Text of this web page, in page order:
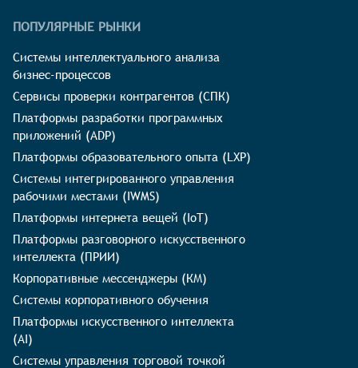
ПОПУЛЯРНЫЕ РЫНКИ
Системы интеллектуального анализа
бизнес-процессов
Сервисы проверки контрагентов (СПК)
Платформы разработки программных
приложений (ADP)
Платформы образовательного опыта (LXP)
Системы интегрированного управления
рабочими местами (IWMS)
Платформы интернета вещей (IoT)
Платформы разговорного искусственного
интеллекта (ПРИИ)
Корпоративные мессенджеры (КМ)
Системы корпоративного обучения
Платформы искусственного интеллекта
(AI)
Системы управления торговой точкой